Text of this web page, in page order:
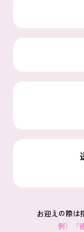
お迎えの際は
例）「